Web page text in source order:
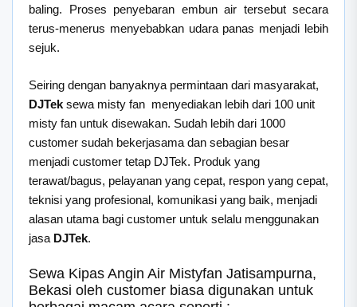
baling. Proses penyebaran embun air tersebut secara
terus-menerus menyebabkan udara panas menjadi lebih
sejuk.
Seiring dengan banyaknya permintaan dari masyarakat,
DJTek sewa misty fan menyediakan lebih dari 100 unit
misty fan untuk disewakan. Sudah lebih dari 1000
customer sudah bekerjasama dan sebagian besar
menjadi customer tetap DJTek. Produk yang
terawat/bagus, pelayanan yang cepat, respon yang cepat,
teknisi yang profesional, komunikasi yang baik, menjadi
alasan utama bagi customer untuk selalu menggunakan
jasa DJTek.
Sewa Kipas Angin Air Mistyfan Jatisampurna,
Bekasi oleh customer biasa digunakan untuk